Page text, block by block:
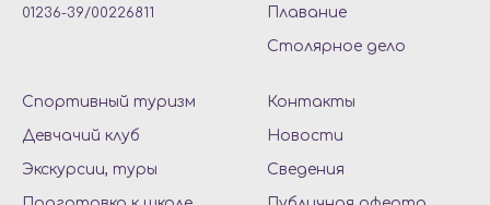
01236-39/00226811
Плавание
Столярное дело
Спортивный туризм
Девчачий клуб
Экскурсии, туры
Контакты
Новости
Сведения